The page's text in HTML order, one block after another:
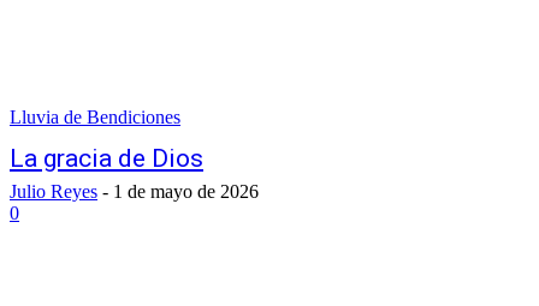
Lluvia de Bendiciones
La gracia de Dios
Julio Reyes - 1 de mayo de 2026
0